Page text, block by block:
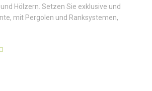
Hölzern. Setzen Sie exklusive und
mit Pergolen und Ranksystemen,